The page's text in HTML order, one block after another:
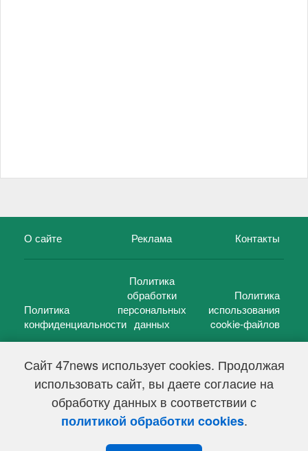
Сайт 47news использует cookies. Продолжая
использовать сайт, вы даете согласие на
обработку данных в соответствии с
политикой обработки cookies.
О сайте Реклама Контакты
Политика
конфиденциальности
Политика
обработки
персональных
данных
Политика
использования
cookie-файлов
47 новостей (47 news)2005 — 2026 г.
Свидетельство о регистрации СМИ Эл № ФС 77-39848, выдано
Федеральной службой по надзору в сфере связи,
информационных технологий и массовых коммуникаций